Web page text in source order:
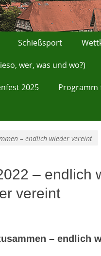
Schießsport
wer, was und wo?)
2025 Programm
– endlich wieder vereint
– endlich
vereint
– endlich